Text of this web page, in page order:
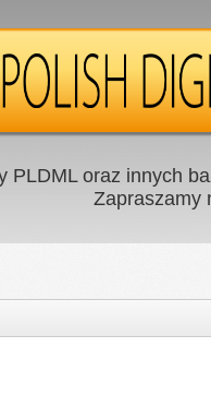
PLDML oraz innych
Zapraszamy